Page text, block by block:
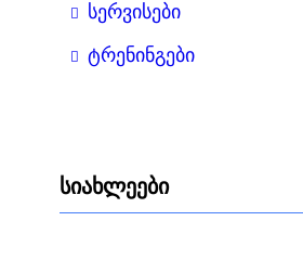
სერვისები
ტრენინგები
სიახლეები